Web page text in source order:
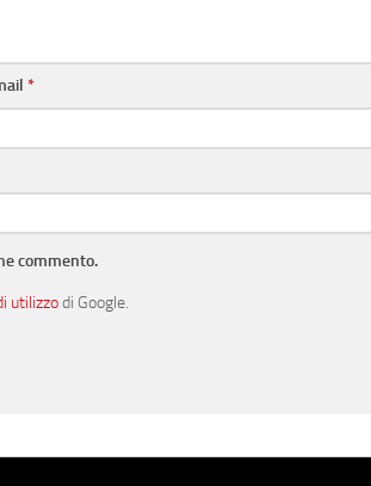
*
commento.
utilizzodi Google.